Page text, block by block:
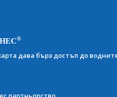
®
дава бърз достъп до